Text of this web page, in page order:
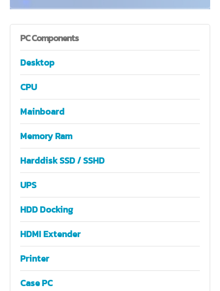
PCComponents
Desktop
CPU
Mainboard
Memory Ram
Harddisk SSD / SSHD
UPS
HDD Docking
HDMI Extender
Printer
Case PC